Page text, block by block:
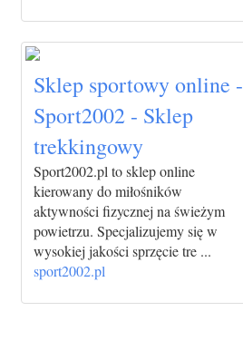
Sklep sportowy online -
Sport2002 - Sklep
trekkingowy
Sport2002.pl to sklep online
kierowany do miłośników
aktywności fizycznej na świeżym
powietrzu. Specjalizujemy się w
wysokiej jakości sprzęcie tre ...
sport2002.pl